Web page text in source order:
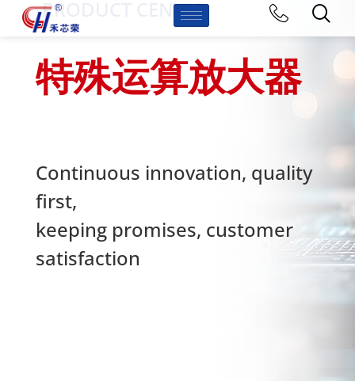
-PRODUCT CENTER
特殊运算放大器
Continuous innovation, quality
first,
keeping promises, customer
satisfaction